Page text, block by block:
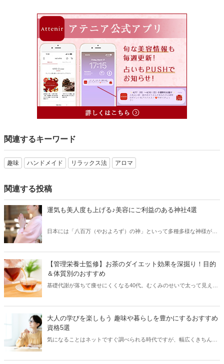
関連するキーワード
趣味 ハンドメイド リラックス法 アロマ
関連する投稿
運気も美人度も上げる♪美容にご利益のある神社4選
日本には「八百万（やおよろず）の神」といって多種多様な神様がお
くれる神様もいらっしゃいます。今回はそんな女性の永遠の願いを聞
いてくれる、美に関する神社をご紹介します。年末年始のお参りにい
かがですか？
【管理栄養士監修】お茶のダイエット効果を深掘り！目的
＆体質別のおすすめ
基礎代謝が落ちて痩せにくくなる40代。むくみのせいで太って見えて
すすめしたいのが「お茶ダイエット」です。お茶はダイエットに適し
た飲み物なのですが、種類がたくさんあり、どれを選べば良いかわか
らないかもしれません。そこで本記事では、管理栄養士・上辻知津子
別のおすすめについて解説していただきます。
大人の学びを楽しもう 趣味や暮らしを豊かにするおすすめ
資格5選
気になることはネットですぐ調べられる時代ですが、幅広くきちんと
れません。今回は、趣味や暮らしを豊かにしてくれる、取得しやすい